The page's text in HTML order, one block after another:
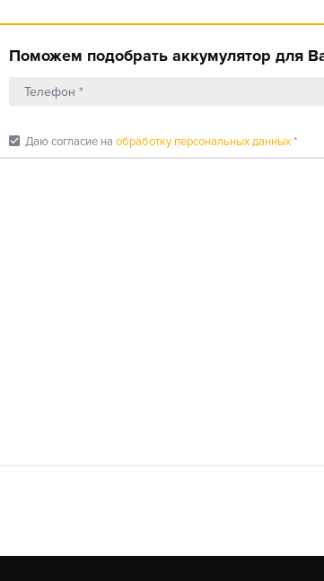
Поможем подобрать аккумулятор для
check_box Даю согласие на обработку персональных данных*